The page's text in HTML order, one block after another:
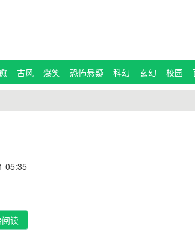
古风 爆笑 恐怖悬疑 科幻 玄幻 校园
05:35
读